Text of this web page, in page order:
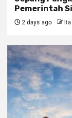
Pemerintah
2 days ago Ita